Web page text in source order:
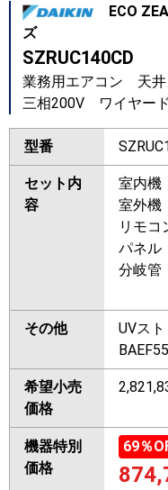
ECO
ズ
SZRUC140CD
業務用エアコン 天
三相200V ワイヤー
型番
セット内
容
室内機
室外機
リモコ
パネル
分岐管
その他
UVス
希望小売
価格
機器特別
価格
69％